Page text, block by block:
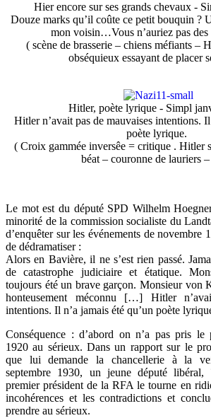
Hier encore sur ses grands chevaux -
Douze marks qu’il coûte ce petit bouquin ?
mon voisin…Vous n’auriez pas des
( scène de brasserie – chiens méfiants –
obséquieux essayant de placer
Hitler, poète lyrique - Simpl
Hitler n’avait pas de mauvaises intentions. Il
poète lyrique.
( Croix gammée inversêe = critique . Hitler
béat – couronne de lauriers
Le mot est du député SPD Wilhelm
minorité de la commission socialiste du
d’enquêter sur les événements de novembre
de dédramatiser :
Alors en Bavière, il ne s’est rien passé.
de catastrophe judiciaire et étatique.
toujours été un brave garçon. Monsieur von
honteusement méconnu […] Hitler
intentions. Il n’a jamais été qu’un poète
Conséquence : d’abord on n’a pas pris le
1920 au sérieux. Dans un rapport sur le
que lui demande la chancellerie à la
septembre 1930, un jeune député
premier président de la RFA le tourne en
incohérences et les contradictions et
prendre au sérieux.